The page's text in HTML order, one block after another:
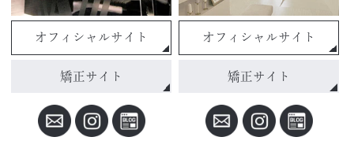
オフィシャルサイト
矯正サイト
オフィシャルサイト
矯正サイト